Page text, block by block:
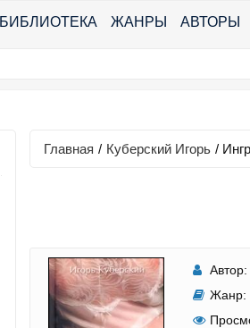
БИБЛИОТЕКА ЖАНРЫ АВТОРЫ
Главная / Куберский Игорь /
Автор:
Жанр: